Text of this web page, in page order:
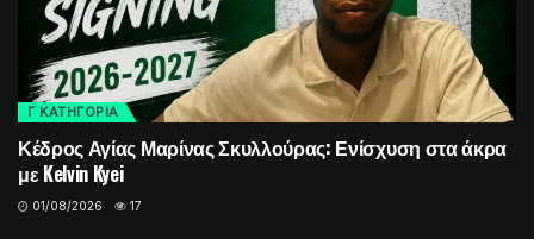
Γ ΚΑΤΗΓΟΡΙΑ
Κέδρος Αγίας Μαρίνας Σκυλλούρας: Ενίσχυση στα άκρα
με Kelvin Kyei
01/08/2026 17